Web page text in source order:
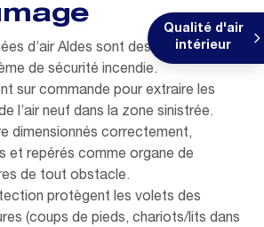
Qualité d'air
intérieur
d’air Aldes sont des éléments
de sécurité incendie.
sur commande pour extraire les
l’air neuf dans la zone sinistrée.
dimensionnés correctement,
et repérés comme organe de
de tout obstacle.
protègent les volets des
(coups de pieds, chariots/lits dans